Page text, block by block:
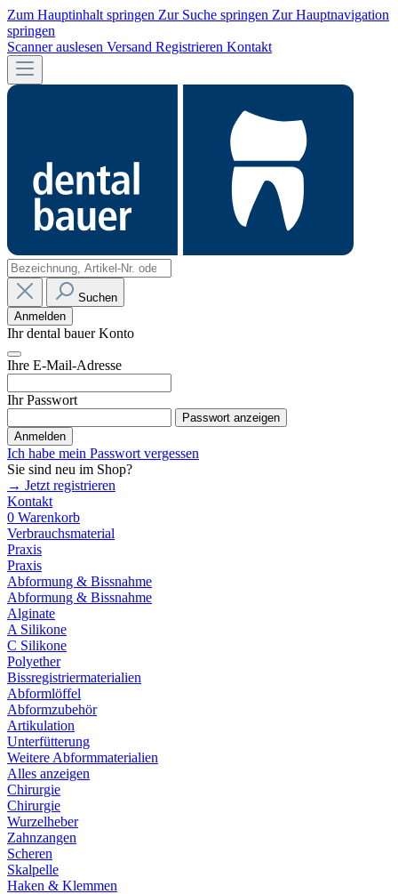
Zum Hauptinhalt springen Zur Suche springen Zur Hauptnavigation
springen
Scanner auslesen Versand Registrieren Kontakt
Suchen
Anmelden
Ihr dental bauer Konto
Ihre E-Mail-Adresse
Ihr Passwort
Passwort anzeigen
Anmelden
Ich habe mein Passwort vergessen
Sie sind neu im Shop?
→ Jetzt registrieren
Kontakt
0 Warenkorb
Verbrauchsmaterial
Praxis
Praxis
Abformung & Bissnahme
Abformung & Bissnahme
Alginate
A Silikone
C Silikone
Polyether
Bissregistriermaterialien
Abformlöffel
Abformzubehör
Artikulation
Unterfütterung
Weitere Abformmaterialien
Alles anzeigen
Chirurgie
Chirurgie
Wurzelheber
Zahnzangen
Scheren
Skalpelle
Haken & Klemmen